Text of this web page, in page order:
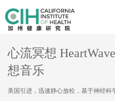
心流冥想
想音乐
美国引进，迅速静心放松，基于神经科